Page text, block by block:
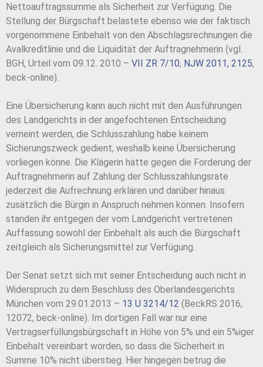
Nettoauftragssumme als Sicherheit zur Verfügung. Die
Stellung der Bürgschaft belastete ebenso wie der faktisch
vorgenommene Einbehalt von den Abschlagsrechnungen die
Avalkreditlinie und die Liquidität der Auftragnehmerin (vgl.
BGH, Urteil vom 09.12. 2010 – VII ZR 7/10, NJW 2011, 2125,
beck-online).
Eine Übersicherung kann auch nicht mit den Ausführungen
des Landgerichts in der angefochtenen Entscheidung
verneint werden, die Schlusszahlung habe keinem
Sicherungszweck gedient, weshalb keine Übersicherung
vorliegen könne. Die Klägerin hätte gegen die Forderung der
Auftragnehmerin auf Zahlung der Schlusszahlungsrate
jederzeit die Aufrechnung erklären und darüber hinaus
zusätzlich die Bürgin in Anspruch nehmen können. Insofern
standen ihr entgegen der vom Landgericht vertretenen
Auffassung sowohl der Einbehalt als auch die Bürgschaft
zeitgleich als Sicherungsmittel zur Verfügung.
Der Senat setzt sich mit seiner Entscheidung auch nicht in
Widerspruch zu dem Beschluss des Oberlandesgerichts
München vom 29.01.2013 – 13 U 3214/12 (BeckRS 2016,
12072, beck-online). Im dortigen Fall war nur eine
Vertragserfüllungsbürgschaft in Höhe von 5% und ein 5%iger
Einbehalt vereinbart worden, so dass die Sicherheit in
Summe 10% nicht überstieg. Hier hingegen betrug die